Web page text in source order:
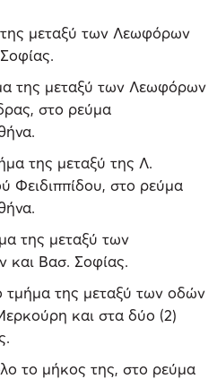
μεταξύ των Λεωφόρων
της μεταξύ των Λεωφόρων
στο ρεύμα
της μεταξύ της Λ.
Φειδιππίδου, στο ρεύμα
της μεταξύ των
Βασ. Σοφίας.
τμήμα της μεταξύ των οδών
και στα δύο (2)
το μήκος της, στο ρεύμα